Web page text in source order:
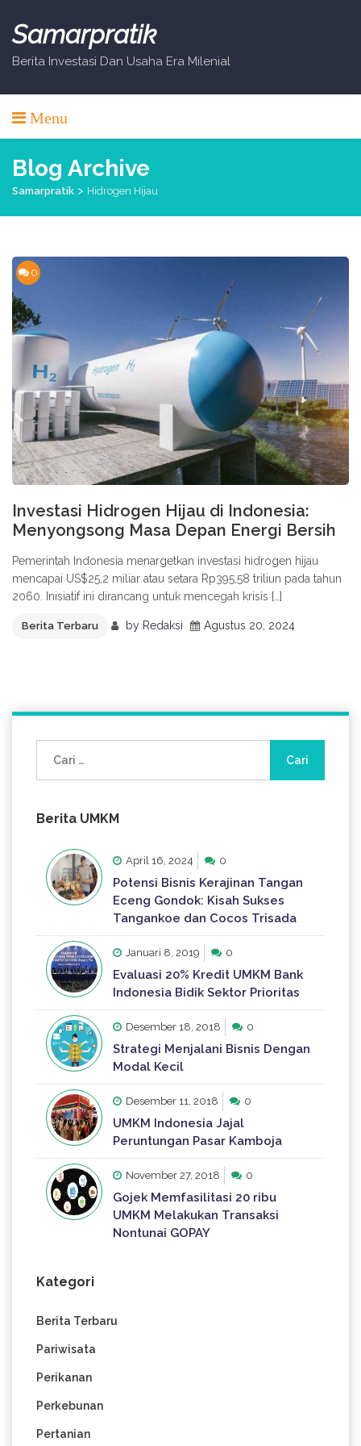
content
Samarpratik
Berita Investasi Dan Usaha Era Milenial
Menu
Blog Archive
Samarpratik > Hidrogen Hijau
0
Investasi Hidrogen Hijau di Indonesia:
Menyongsong Masa Depan Energi Bersih
Pemerintah Indonesia menargetkan investasi hidrogen hijau
mencapai US$25,2 miliar atau setara Rp395,58 triliun pada tahun
2060. Inisiatif ini dirancang untuk mencegah krisis […]
Berita Terbaru by Redaksi Agustus 20, 2024
untuk:
Berita UMKM
April 16, 2024 0
Potensi Bisnis Kerajinan Tangan
Eceng Gondok: Kisah Sukses
Tangankoe dan Cocos Trisada
Januari 8, 2019 0
Evaluasi 20% Kredit UMKM Bank
Indonesia Bidik Sektor Prioritas
Desember 18, 2018 0
Strategi Menjalani Bisnis Dengan
Modal Kecil
Desember 11, 2018 0
UMKM Indonesia Jajal
Peruntungan Pasar Kamboja
November 27, 2018 0
Gojek Memfasilitasi 20 ribu
UMKM Melakukan Transaksi
Nontunai GOPAY
Kategori
Berita Terbaru
Pariwisata
Perikanan
Perkebunan
Pertanian